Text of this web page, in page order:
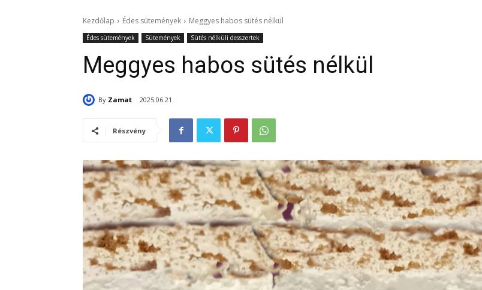
Kezdőlap Édes sütemények Meggyes habos sütés nélkül
Édes sütemények Sütemények Sütés nélküli desszertek
Meggyes habos sütés nélkül
By Zamat 2025.06.21.
Részvény